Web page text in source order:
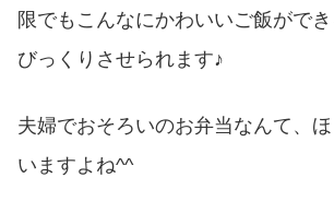
限でもこんなにかわいいご飯がで
びっくりさせられます♪
夫婦でおそろいのお弁当なんて、
いますよね^^